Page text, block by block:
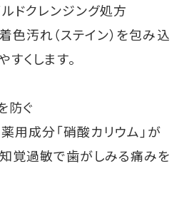
ルドクレンジング処方
色汚れ（ステイン）を包み込
くします。
防ぐ
用成分「硝酸カリウム」が
覚過敏で歯がしみる痛みを